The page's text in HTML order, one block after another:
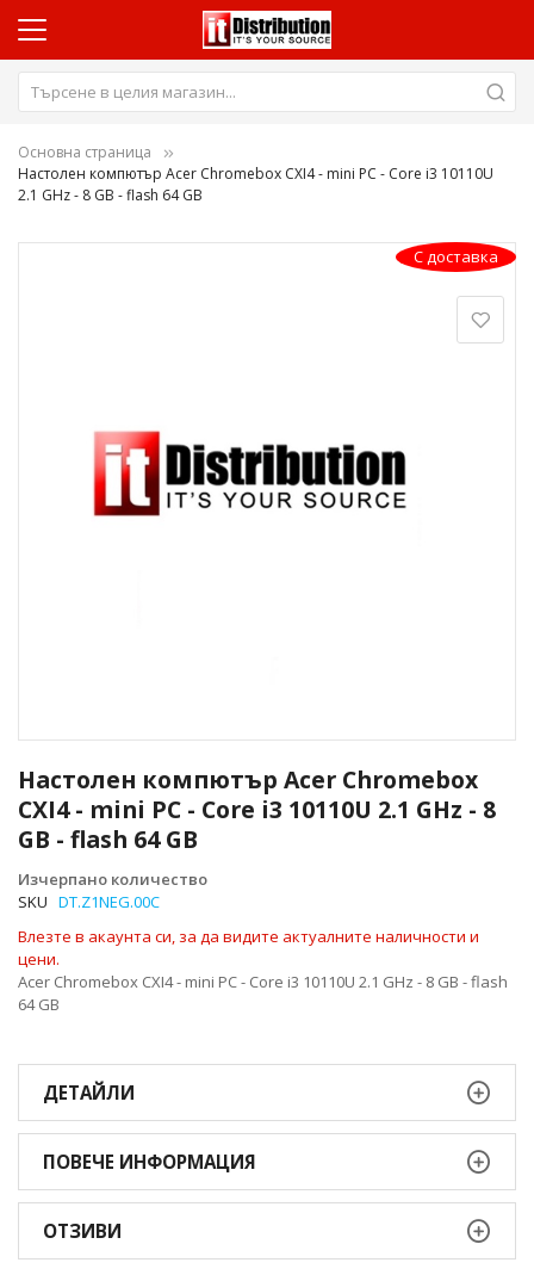
Основна страница
Настолен компютър Acer Chromebox CXI4 - mini PC - Core i3 10110U
2.1 GHz - 8 GB - flash 64 GB
Настолен компютър Acer Chromebox
CXI4 - mini PC - Core i3 10110U 2.1 GHz - 8
GB - flash 64 GB
Изчерпано количество
SKU DT.Z1NEG.00C
Влезте в акаунта си, за да видите актуалните наличности и
цени.
Acer Chromebox CXI4 - mini PC - Core i3 10110U 2.1 GHz - 8 GB - flash
64 GB
С доставка
към
началото
на
галерия
снимки
ДЕТАЙЛИ
ПОВЕЧЕ ИНФОРМАЦИЯ
ОТЗИВИ